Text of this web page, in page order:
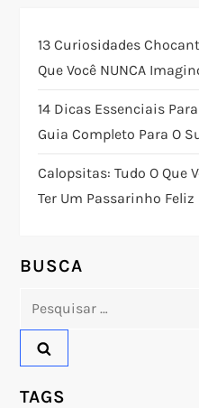
ç
ã
o
d
e
P
o
s
t
13 Curiosidades
Que Você NUNCA
14 Dicas Essenciais
Guia Completo Para O
Calopsitas: Tudo O Que
Ter Um Passarinho
BUSCA
Pesquisar
TAGS